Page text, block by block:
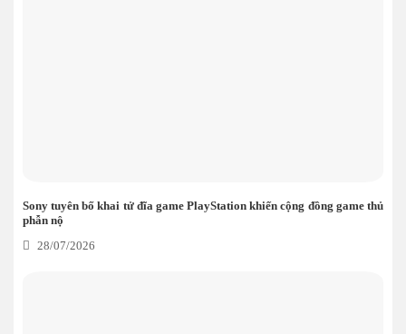
Sony tuyên bố khai tử đĩa game PlayStation khiến cộng đồng game thủ
phẫn nộ
28/07/2026